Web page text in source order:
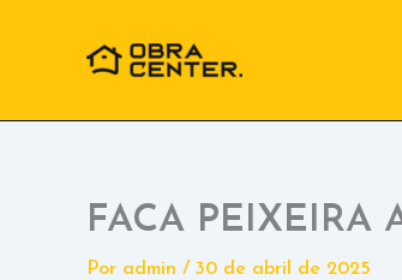
FACA PEIXEIRA
Por admin / 30 de abril de 2025